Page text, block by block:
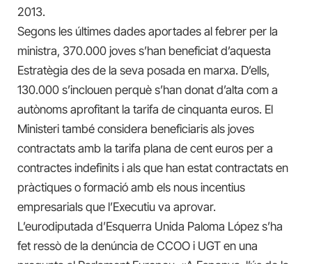
2013.
Segons les últimes dades aportades al febrer per la
ministra, 370.000 joves s’han beneficiat d’aquesta
Estratègia des de la seva posada en marxa. D’ells,
130.000 s’inclouen perquè s’han donat d’alta com a
autònoms aprofitant la tarifa de cinquanta euros. El
Ministeri també considera beneficiaris als joves
contractats amb la tarifa plana de cent euros per a
contractes indefinits i als que han estat contractats en
pràctiques o formació amb els nous incentius
empresarials que l’Executiu va aprovar.
L’eurodiputada d’Esquerra Unida Paloma López s’ha
fet ressò de la denúncia de CCOO i UGT en una